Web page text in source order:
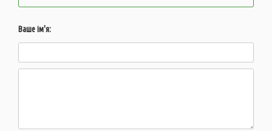
Ваше ім'я: